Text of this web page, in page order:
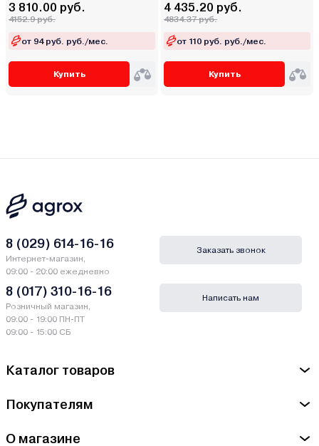
3 810.00 руб.
4152.9 руб.
от 94 руб. руб./мес.
Купить
4 435.20 руб.
4834.37 руб.
от 110 руб. руб./мес.
Купить
Каталог товаров
Покупателям
О магазине
8 (029) 614-16-16
Интернет-магазин,
09:00 - 20:00 ежедневно
8 (017) 310-16-16
Розничный магазин,
09:00 - 19:00 ПН-ПТ
09:00 - 15:00 СБ
Заказать звонок
Написать нам